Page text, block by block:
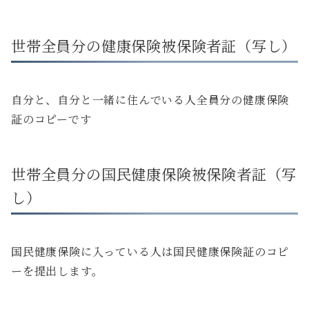
世帯全員分の健康保険被保険者証（写し）
自分と、自分と一緒に住んでいる人全員分の健康保険
証のコピーです
世帯全員分の国民健康保険被保険者証（写
し）
国民健康保険に入っている人は国民健康保険証のコピ
ーを提出します。